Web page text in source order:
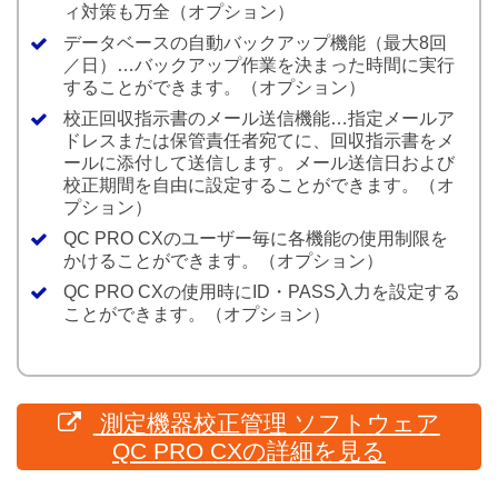
ィ対策も万全（オプション）
データベースの自動バックアップ機能（最大8回
／日）…バックアップ作業を決まった時間に実行
することができます。（オプション）
校正回収指示書のメール送信機能…指定メールア
ドレスまたは保管責任者宛てに、回収指示書をメ
ールに添付して送信します。メール送信日および
校正期間を自由に設定することができます。（オ
プション）
QC PRO CXのユーザー毎に各機能の使用制限を
かけることができます。（オプション）
QC PRO CXの使用時にID・PASS入力を設定する
ことができます。（オプション）
測定機器校正管理 ソフトウェア
QC PRO CXの詳細を見る